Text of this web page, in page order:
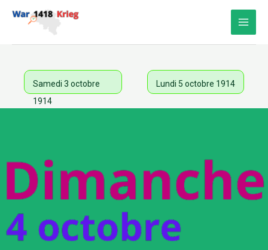
Samedi 3 octobre
1914
Lundi 5 octobre 1914